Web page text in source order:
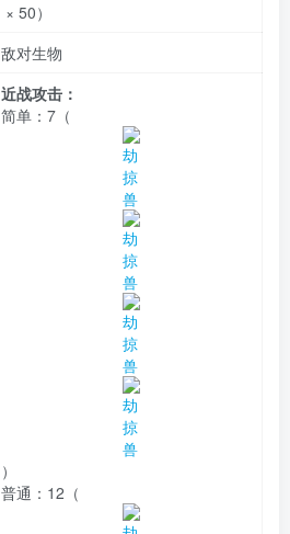
× 50）
敌对生物
近战攻击：
简单： 7（
）
普通： 12（